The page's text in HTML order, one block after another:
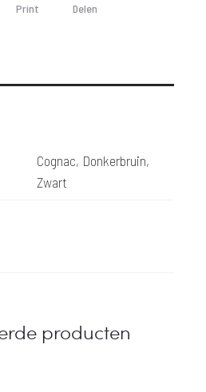
Print Delen
Cognac, Donkerbruin,
Zwart
producten